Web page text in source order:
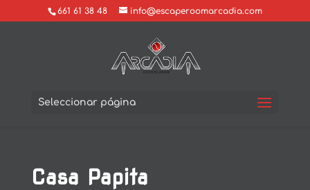
661 61 38 48 info@escaperoomarcadia.com
Seleccionar página
Casa Papita